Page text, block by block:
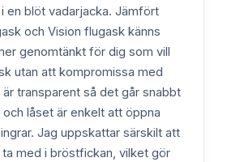
en blöt vadarjacka. Jämfört
och Vision flugask känns
genomtänkt för dig som vill
utan att kompromissa med
transparent så det går snabbt
låset är enkelt att öppna
Jag uppskattar särskilt att
med i bröstfickan, vilket gör